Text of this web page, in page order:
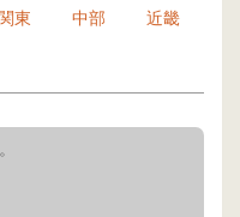
東 中部 近畿